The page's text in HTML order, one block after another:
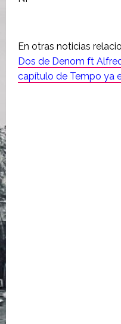
En otras noticias
Dos de Denom ft
capítulo de Tempo ya